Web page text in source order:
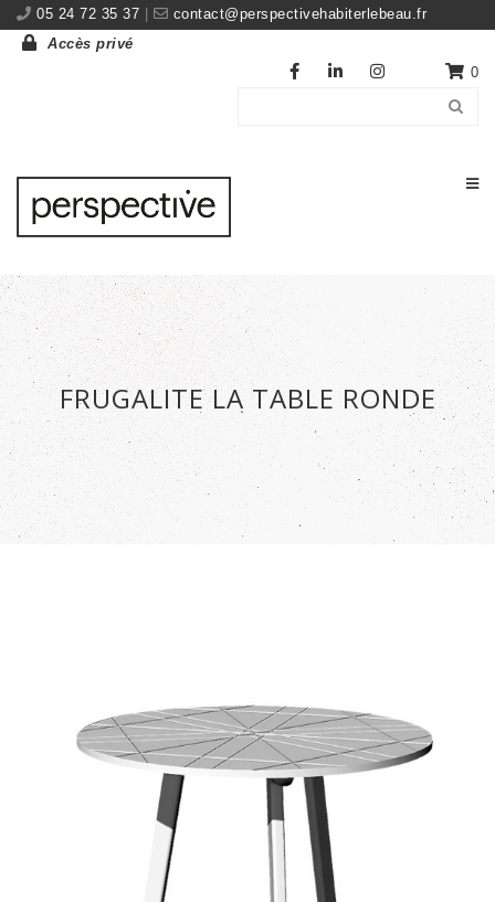
05 24 72 35 37
contact@perspectivehabiterlebeau.fr
Accès privé
0
FRUGALITE LA TABLE RONDE